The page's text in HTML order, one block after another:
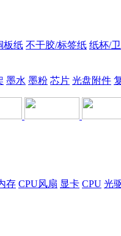
板纸 不干胶/标签纸 纸杯/
墨水 墨粉 芯片 光盘附件
存 CPU风扇 显卡 CPU 光